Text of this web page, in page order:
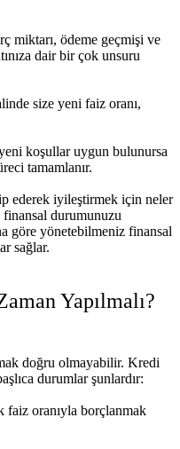
miktarı, ödeme geçmişi ve
dair bir çok unsuru
size yeni faiz oranı,
koşullar uygun bulunursa
tamamlanır.
ederek iyileştirmek için neler
durumunuzu
göre yönetebilmeniz finansal
sağlar.
Yapılmalı?
doğru olmayabilir. Kredi
durumlar şunlardır:
faiz oranıyla borçlanmak